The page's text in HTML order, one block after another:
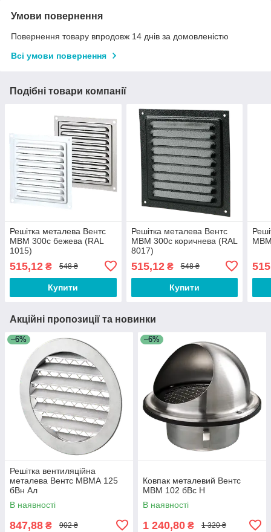
Умови повернення
Повернення товару впродовж 14 днів за домовленістю
Всі умови повернення
Подібні товари компанії
Решітка металева Вентс
МВМ 300с бежева (RAL
1015)
515,12 ₴ 548 ₴
Купити
Решітка металева Вентс
МВМ 300с коричнева (RAL
8017)
515,12₴ 548 ₴
Купити
МВМ
Акційні пропозиції та новинки
–6%
Решітка вентиляційна
металева Вентс МВМА 125
бВн Ал
В наявності
847,88 ₴ 902 ₴
–6%
Ковпак металевий Вентс
МВМ 102 бВс Н
В наявності
1 240,80 ₴ 1 320 ₴